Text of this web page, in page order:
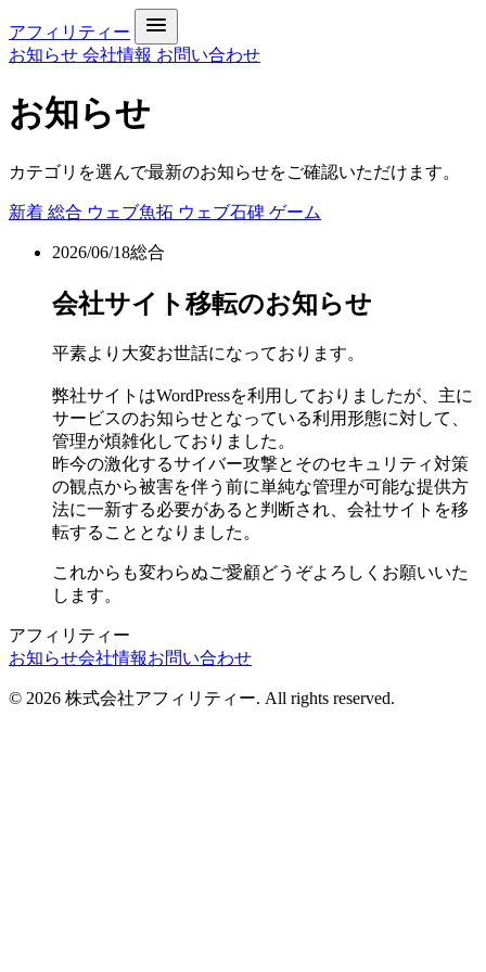
アフィリティー
お知らせ 会社情報 お問い合わせ
お知らせ
カテゴリを選んで最新のお知らせをご確認いただけます。
新着 総合 ウェブ魚拓 ウェブ石碑 ゲーム
2026/06/18総合
会社サイト移転のお知らせ
平素より大変お世話になっております。
弊社サイトはWordPressを利用しておりましたが、主に
サービスのお知らせとなっている利用形態に対して、
管理が煩雑化しておりました。
昨今の激化するサイバー攻撃とそのセキュリティ対策
の観点から被害を伴う前に単純な管理が可能な提供方
法に一新する必要があると判断され、会社サイトを移
転することとなりました。
これからも変わらぬご愛顧どうぞよろしくお願いいた
します。
アフィリティー
お知らせ会社情報お問い合わせ
© 2026 株式会社アフィリティー. All rights reserved.